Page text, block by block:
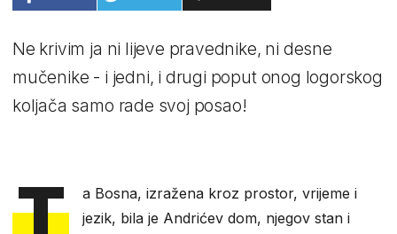
Ne krivim ja ni lijeve pravednike, ni desne
mučenike - i jedni, i drugi poput onog logorskog
koljača samo rade svoj posao!
T
a Bosna, izražena kroz prostor, vrijeme i
jezik, bila je Andrićev dom, njegov stan i